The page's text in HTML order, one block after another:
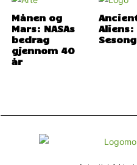
Månen og
Mars: NASAs
bedrag
gjennom 40
år
Aliens: